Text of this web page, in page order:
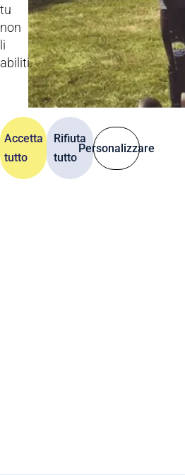
tu
non
li
abiliti.
Accetta
tutto
Rifiuta
tutto
Personalizzare